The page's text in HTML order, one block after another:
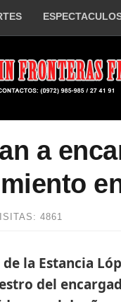
a
4861
la Estancia
del